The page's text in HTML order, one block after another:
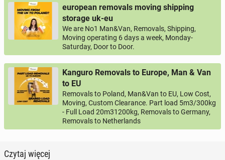
european removals moving shipping
storage uk-eu
We are No1 Man&Van, Removals, Shipping,
Moving operating 6 days a week, Monday-
Saturday, Door to Door.
Kanguro Removals to Europe, Man & Van
to EU
Removals to Poland, Man&Van to EU, Low Cost,
Moving, Custom Clearance. Part load 5m3/300kg
- Full Load 20m31200kg, Removals to Germany,
Removals to Netherlands
Czytaj więcej